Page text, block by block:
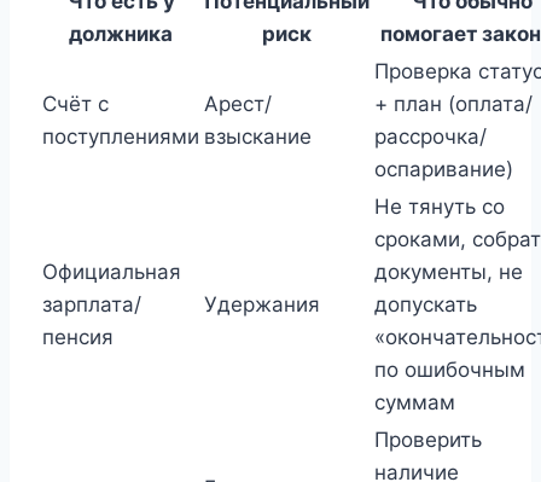
должника
риск
помогает
Счёт с
поступлениями
Арест/
взыскание
Проверка
+ план (оплата/
рассрочка/
оспаривание)
Официальная
зарплата/
пенсия
Удержания
Не тянуть со
сроками,
документы, не
допускать
по ошибочным
суммам
Проверить
наличие